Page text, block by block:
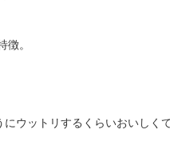
。
ウットリするくらいおいしく